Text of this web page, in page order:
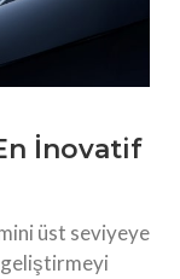
İnovatif
üst seviyeye